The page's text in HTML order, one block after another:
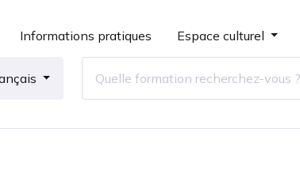
Informations pratiques Espace culturel